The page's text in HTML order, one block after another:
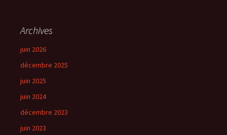
Archives
juin 2026
décembre 2025
juin 2025
juin 2024
décembre 2023
juin 2023